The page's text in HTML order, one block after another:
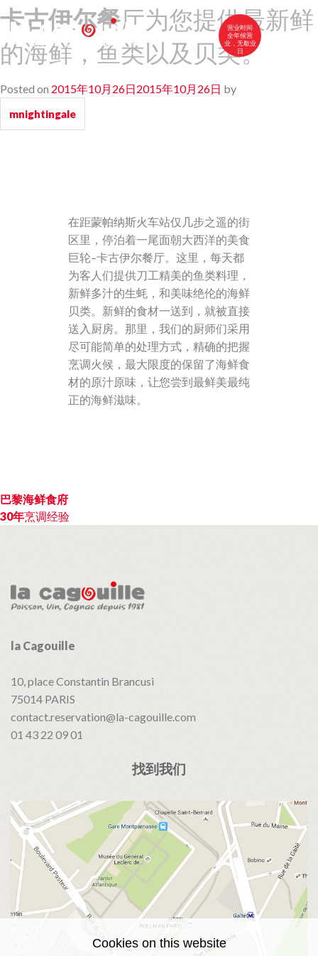
Cookies on this website
营业时间
全年候营
业，无歇业
日
卡古伊尔特色菜
我们的菜单
卡古伊尔餐厅为您提供最新鲜
的海鲜，鱼类以及贝类。
Posted on 2015年10月26日2015年10月26日 by
mnightingale
在距蒙帕纳斯火车站仅几步之遥的街
区里，停泊着一尾面朝大西洋的美食
巨轮–卡古伊尔餐厅。这里，每天都
为客人们提供刀工精美的鱼类料理，
新鲜多汁的生蚝，和美味绝伦的海鲜
贝类。新鲜的食材一送到，就被直接
送入厨房。那里，我们的厨师们采用
尽可能简单的处理方式，精确的把握
烹调火候，最大限度的保留了海鲜食
材的原汁原味，让您尝到最鲜美最纯
正的海鲜滋味。
文
章
航
巴黎海鲜食府
30年烹调经验
la Cagouille
10, place Constantin Brancusi
75014 PARIS
contact.reservation@la-cagouille.com
01 43 22 09 01
找到我们